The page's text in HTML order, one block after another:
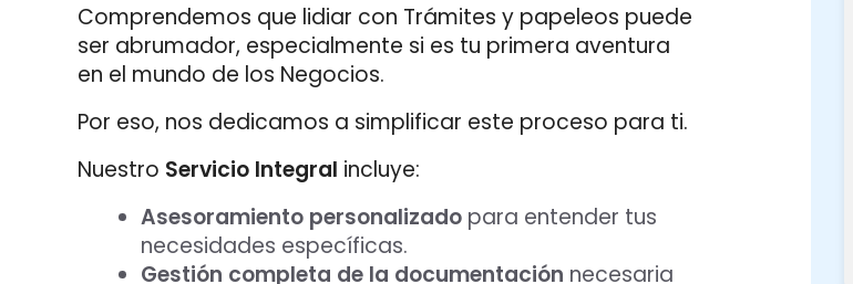
Comprendemos que lidiar con Trámites y papeleos puede
ser abrumador, especialmente si es tu primera aventura
en el mundo de los Negocios.
Por eso, nos dedicamos a simplificar este proceso para ti.
Nuestro Servicio Integral incluye:
Asesoramiento personalizadopara entender tus
necesidades específicas.
Gestión completa de la documentación necesaria